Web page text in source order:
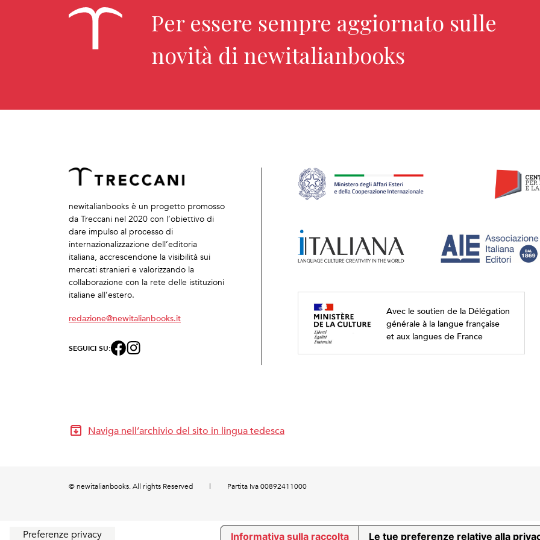
Per essere sempre aggiornato sulle
novità di newitalianbooks
newitalianbooks è un progetto promosso
da Treccani nel 2020 con l’obiettivo di
dare impulso al processo di
internazionalizzazione dell’editoria
italiana, accrescendone la visibilità sui
mercati stranieri e valorizzando la
collaborazione con la rete delle istituzioni
italiane all’estero.
redazione@newitalianbooks.it
SEGUICI SU:
Avec le soutien de la Délégation
générale à la langue française
et aux langues de France
Naviga nell’archivio del sito in lingua tedesca
© newitalianbooks. All rights Reserved Partita Iva 00892411000
Informativa sulla raccolta Le tue preferenze relative alla